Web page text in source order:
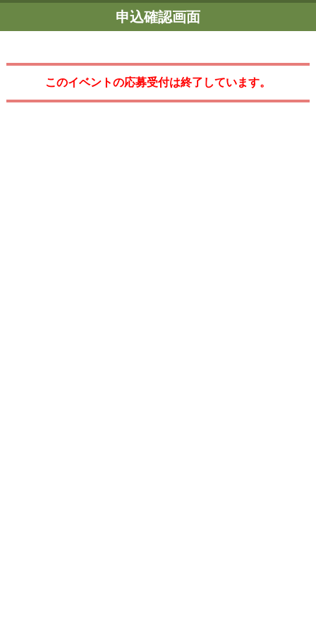
申込確認画面
このイベントの応募受付は終了しています。